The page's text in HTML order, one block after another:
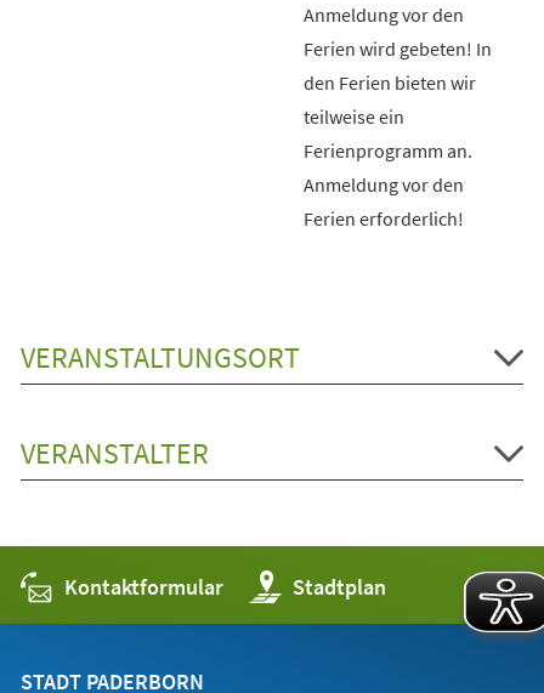
Anmeldung vor den
Ferien wird gebeten! In
den Ferien bieten wir
teilweise ein
Ferienprogramm an.
Anmeldung vor den
Ferien erforderlich!
VERANSTALTUNGSORT
VERANSTALTER
Kontaktformular Stadtplan
(Öffnet
in
einem
STADT PADERBORN